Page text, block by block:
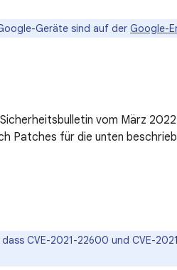
Geräte sind auf der Google-
vom März
Patches für die unten
CVE-2021-22600 und CVE-